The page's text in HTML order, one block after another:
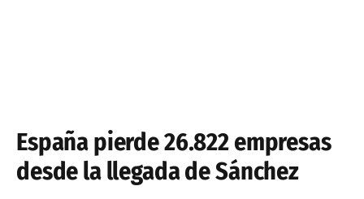
España pierde 26.822 empresas
desde la llegada de Sánchez